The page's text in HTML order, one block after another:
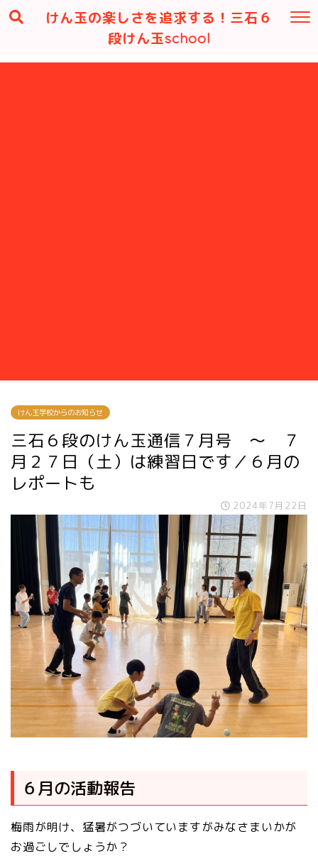
けん玉の楽しさを追求する！三石６
段けん玉school
けん玉学校からのお知らせ
三石６段のけん玉通信７月号 ～ ７
月２７日（土）は練習日です／６月の
レポートも
2024年7月22日
６月の活動報告
梅雨が明け、猛暑がつづいていますがみなさまいかが
お過ごしでしょうか？